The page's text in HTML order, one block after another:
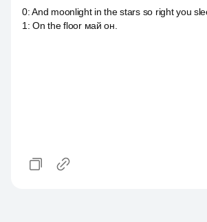
0:And moonlight in the stars so right you
1 :On the floor май он.